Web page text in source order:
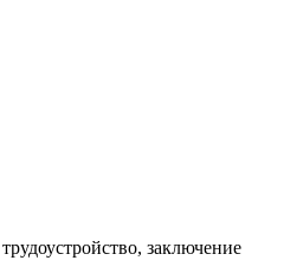
заключение